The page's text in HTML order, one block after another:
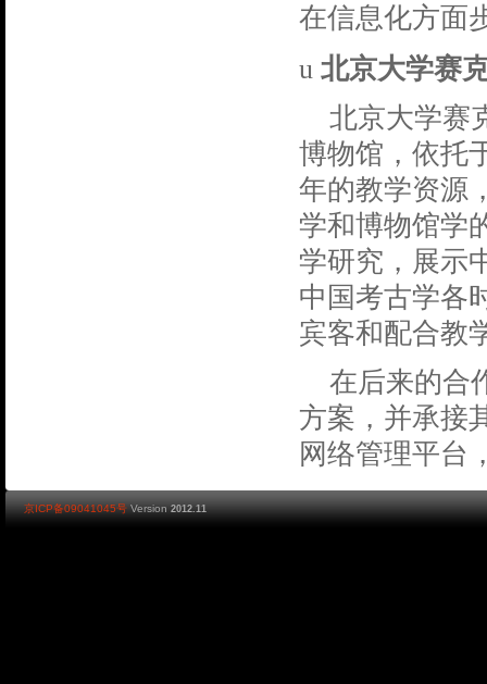
在信息化方面
u 北京大学赛
北京大学赛
博物馆，依托
年的教学资源
学和博物馆学
学研究，展示
中国考古学各
宾客和配合教
在后来的合
方案，并承接
网络管理平台
京ICP备09041045号 Version 2012.11